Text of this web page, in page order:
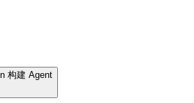
构建 Agent